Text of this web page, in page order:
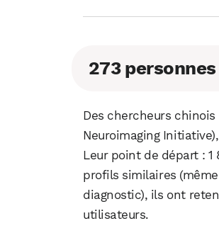
273
Des chercheurs chinois
Neuroimaging
Leur point de départ : 1
profils similaires
diagnostic), ils ont
utilisateurs.